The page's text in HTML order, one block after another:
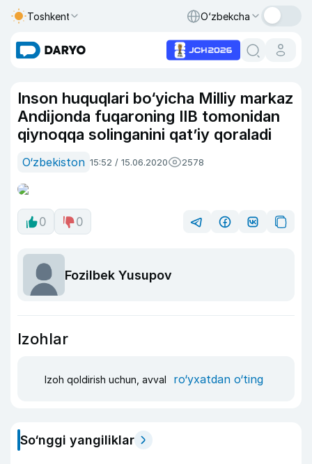
Toshkent O‘zbekcha
Inson huquqlari bo‘yicha Milliy markaz
Andijonda fuqaroning IIB tomonidan
qiynoqqa solinganini qat’iy qoraladi
O‘zbekiston 15:52 / 15.06.2020 2578
0 0
Fozilbek Yusupov
Izohlar
Izoh qoldirish uchun, avval ro‘yxatdan o‘ting
So‘nggi yangiliklar